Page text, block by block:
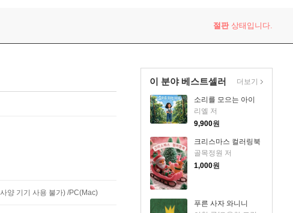
절판상태입니다.
이 분야 베스트셀러
소리를 모으는 아이
리엘 저
9,900원
크리스마스 컬러링북
골목정원 저
1,000원
푸른 사자 와니니
더보기
양 기기 사용 불가) /PC(Mac)